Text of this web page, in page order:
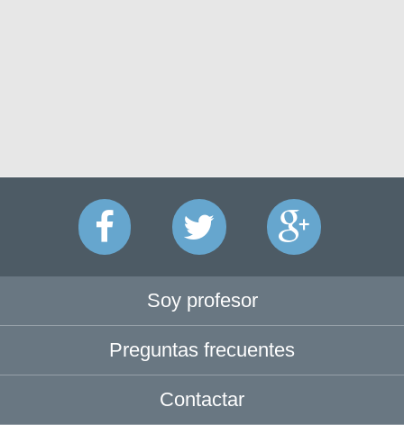
Soy profesor
Preguntas frecuentes
Contactar